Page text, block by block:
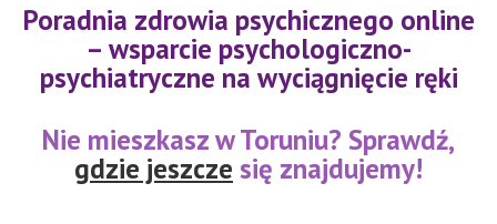
Poradnia zdrowia psychicznego online
– wsparcie psychologiczno-
psychiatryczne na wyciągnięcie ręki
Nie mieszkasz w Toruniu? Sprawdź,
gdzie jeszcze się znajdujemy!